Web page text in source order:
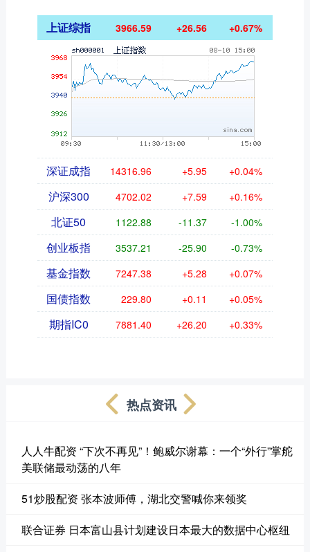
上证综指 3966.59 +26.56 +0.67%
深证成指 14316.96 +5.95 +0.04%
沪深300 4702.02 +7.59 +0.16%
北证50 1122.88 -11.37 -1.00%
创业板指 3537.21 -25.90 -0.73%
基金指数 7247.38 +5.28 +0.07%
国债指数 229.80 +0.11 +0.05%
期指IC0 7881.40 +26.20 +0.33%
热点资讯
人人牛配资 “下次不再见”！鲍威尔谢幕：一个“外行”掌舵
美联储最动荡的八年
51炒股配资 张本波师傅，湖北交警喊你来领奖
联合证券 日本富山县计划建设日本最大的数据中心枢纽